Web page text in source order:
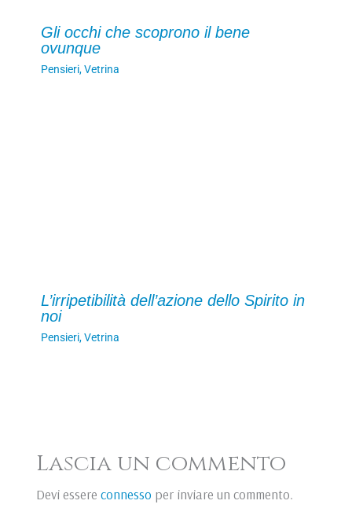
Gli occhi che scoprono il bene
ovunque
Pensieri,Vetrina
L’irripetibilità dell’azione dello Spirito in
noi
Pensieri,Vetrina
Lascia un commento
Devi essere connesso per inviare un commento.